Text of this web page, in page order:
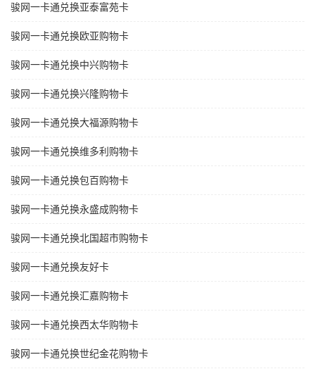
骏网一卡通兑换亚泰富苑卡
骏网一卡通兑换欧亚购物卡
骏网一卡通兑换中兴购物卡
骏网一卡通兑换兴隆购物卡
骏网一卡通兑换大福源购物卡
骏网一卡通兑换维多利购物卡
骏网一卡通兑换包百购物卡
骏网一卡通兑换永盛成购物卡
骏网一卡通兑换北国超市购物卡
骏网一卡通兑换友好卡
骏网一卡通兑换汇嘉购物卡
骏网一卡通兑换西太华购物卡
骏网一卡通兑换世纪金花购物卡